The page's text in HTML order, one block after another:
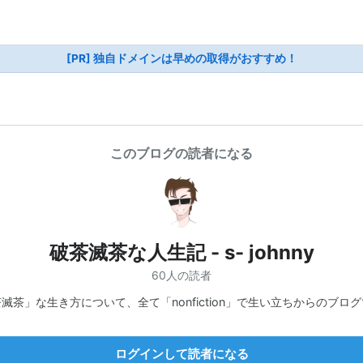
[PR] 独自ドメインは早めの取得がおすすめ！
このブログの読者になる
破茶滅茶な人生記 - s- johnny
60人の読者
茶」な生き方について、全て「nonfiction」で生い立ちからのブロ
ログインして読者になる